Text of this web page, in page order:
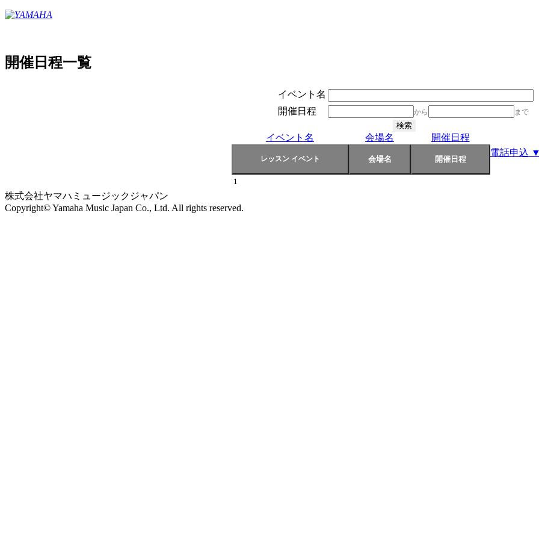
開催日程一覧
イベント名
開催日程
から まで
イベント名 会場名
開催日程
電話申込 ▼
1
株式会社ヤマハミュージックジャパン
Copyright© Yamaha Music Japan Co., Ltd. All rights reserved.